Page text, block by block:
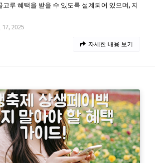
고루 혜택을 받을 수 있도록 설계되어 있으며, 지
17, 2025
자세한 내용 보기